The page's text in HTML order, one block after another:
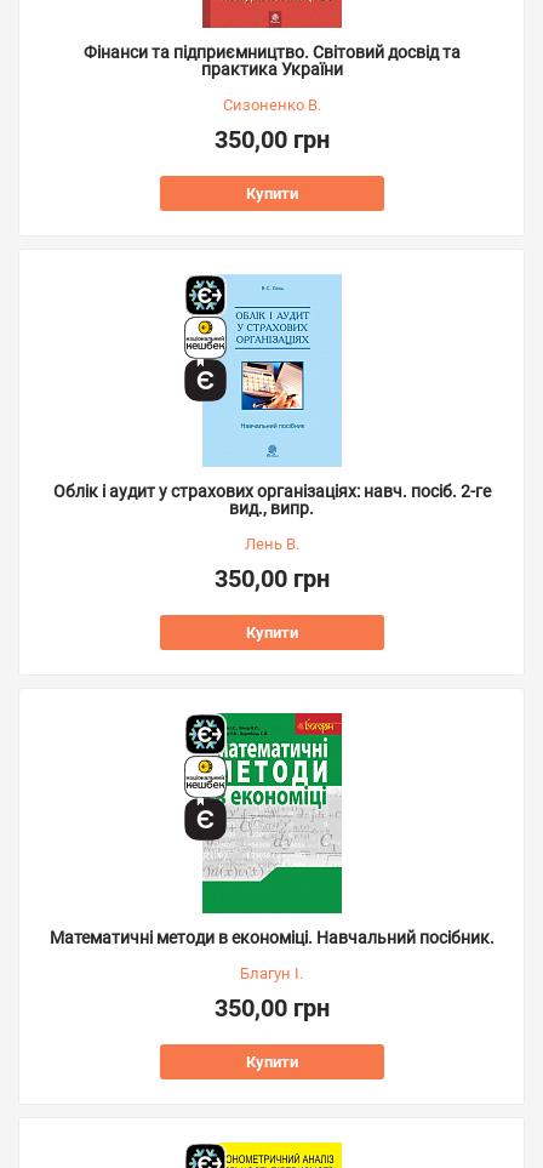
Фінанси та підприємництво. Світовий досвід та
практика України
Сизоненко В.
350,00 грн
Купити
Облік і аудит у страхових організаціях: навч. посіб. 2-ге
вид., випр.
Лень В.
350,00 грн
Купити
Математичні методи в економіці. Навчальний посібник.
Благун І.
350,00 грн
Купити